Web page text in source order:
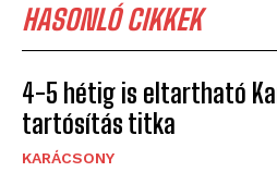
HASONLÓ CIKKEK
4-5 hétig is eltartható
tartósítás titka
KARÁCSONY